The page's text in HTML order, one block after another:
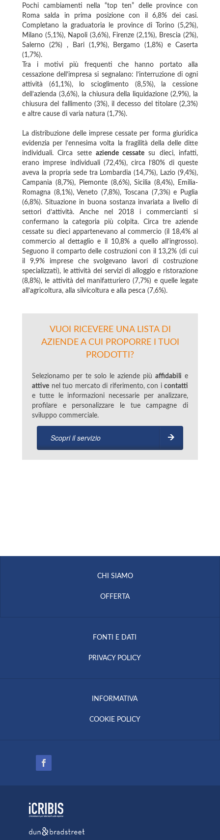
Pochi cambiamenti nella “top ten” delle province con
Roma salda in prima posizione con il 6,8% dei casi.
Completano la graduatoria le province di Torino (5,2%),
Milano (5,1%), Napoli (3,6%), Firenze (2,1%), Brescia (2%),
Salerno (2%) , Bari (1,9%), Bergamo (1,8%) e Caserta
(1,7%).
Tra i motivi più frequenti che hanno portato alla
cessazione dell’impresa si segnalano: l’interruzione di ogni
attività (61,1%), lo scioglimento (8,5%), la cessione
dell’azienda (3,6%), la chiusura della liquidazione (2,9%), la
chiusura del fallimento (3%), il decesso del titolare (2,3%)
e altre cause di varia natura (1,7%).
La distribuzione delle imprese cessate per forma giuridica
evidenzia per l’ennesima volta la fragilità della delle ditte
individuali. Circa sette aziende cessate su dieci, infatti,
erano imprese individuali (72,4%), circa l’80% di queste
aveva la propria sede tra Lombardia (14,7%), Lazio (9,4%),
Campania (8,7%), Piemonte (8,6%), Sicilia (8,4%), Emilia-
Romagna (8,1%), Veneto (7,8%), Toscana (7,3%) e Puglia
(6,8%). Situazione in buona sostanza invariata a livello di
settori d’attività. Anche nel 2018 i commercianti si
confermano la categoria più colpita. Circa tre aziende
cessate su dieci appartenevano al commercio (il 18,4% al
commercio al dettaglio e il 10,8% a quello all’ingrosso).
Seguono il comparto delle costruzioni con il 13,2% (di cui
il 9,9% imprese che svolgevano lavori di costruzione
specializzati), le attività dei servizi di alloggio e ristorazione
(8,8%), le attività del manifatturiero (7,7%) e quelle legate
all’agricoltura, alla silvicoltura e alla pesca (7,6%).
VUOI RICEVERE UNA LISTA DI
AZIENDE A CUI PROPORRE I TUOI
PRODOTTI?
Selezionamo per te solo le aziende più affidabili e
attive nel tuo mercato di riferimento, con i contatti
e tutte le informazioni necessarie per analizzare,
profilare e personalizzare le tue campagne di
sviluppo commerciale.
Scopri il servizio
CHI SIAMO
OFFERTA
FONTI E DATI
PRIVACY POLICY
INFORMATIVA
COOKIE POLICY